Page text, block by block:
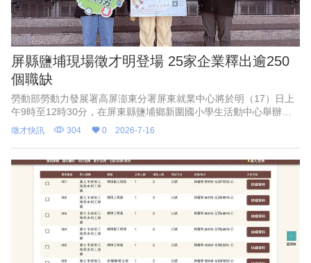
屏縣鹽埔現場徵才明登場 25家企業釋出逾250
個職缺
勞動部勞動力發展署高屏澎東分署屏東就業中心將於明（17）日上
午9時至12時30分，在屏東縣鹽埔鄉新圍國小學生活動中心舉辦現
場徵才活動，25家優質企業釋出超過250個工作機會，涵蓋生技、
食品加工、農業科
徵才快訊 304 0 2026-7-16